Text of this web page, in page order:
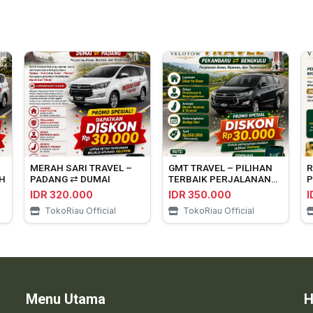
MERAH SARI TRAVEL –
PADANG ⇄ DUMAI
IDR 320.000
TokoRiau Official
GMT TRAVEL – PILIHAN
TERBAIK PERJALANAN
PEKANBARU ⇄
BENGKULU
IDR 350.000
TokoRiau Official
Menu Utama